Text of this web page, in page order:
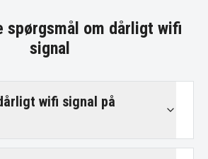
spørgsmål om dårligt wifi
signal
wifi signal på